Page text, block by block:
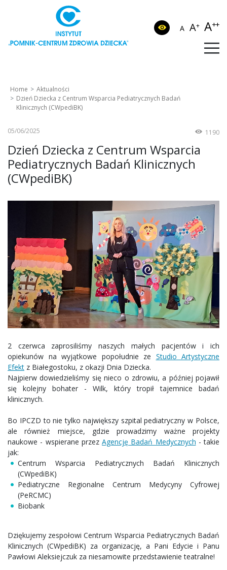
A A+ A++
Home
Aktualności
Dzień Dziecka z Centrum Wsparcia Pediatrycznych Badań
Klinicznych (CWpediBK)
05/06/2025 1190
Dzień Dziecka z Centrum Wsparcia
Pediatrycznych Badań Klinicznych
(CWpediBK)
2 czerwca zaprosiliśmy naszych małych pacjentów i ich
opiekunów na wyjątkowe popołudnie ze Studio Artystyczne
Efekt z Białegostoku, z okazji Dnia Dziecka.
Najpierw dowiedzieliśmy się nieco o zdrowiu, a później pojawił
się kolejny bohater - Wilk, który tropił tajemnice badań
klinicznych.
Bo IPCZD to nie tylko największy szpital pediatryczny w Polsce,
ale również miejsce, gdzie prowadzimy ważne projekty
naukowe - wspierane przez Agencję Badań Medycznych - takie
jak:
Centrum Wsparcia Pediatrycznych Badań Klinicznych
(CWpediBK)
Pediatryczne Regionalne Centrum Medycyny Cyfrowej
(PeRCMC)
Biobank
Dziękujemy zespołowi Centrum Wsparcia Pediatrycznych Badań
Klinicznych (CWpediBK) za organizację, a Pani Edycie i Panu
Pawłowi Aleksiejczuk za niesamowite przedstawienie teatralne!